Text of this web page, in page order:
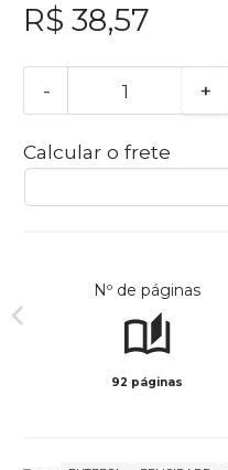
R$ 38,57
- +
Calcular o frete
Nº de páginas
92 páginas